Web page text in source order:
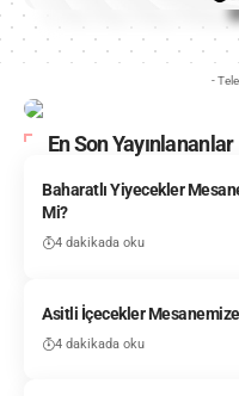
-
En Son Yayınlananlar
Baharatlı Yiyecekler
Mi?
4 dakikada oku
Asitli İçecekler
4 dakikada oku